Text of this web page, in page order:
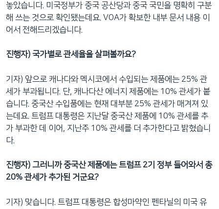
놓았습니다. 미국정부가 중국 공산당과 중국 국민을 명확히 구분
해 쓰는 것으로 확인됐는데요. VOA가 확보한 내부 문서 내용 이
어서 전해드리겠습니다.
진행자) 국가별로 관세율을 살펴볼까요?
기자) 앞으로 캐나다와 멕시코에서 수입되는 제품에는 25% 관
세가 부과됩니다. 단, 캐나다산 에너지 제품에는 10% 관세가 붙
습니다. 중국산 수입품에는 현재 대부분 25% 관세가 매겨져 있
는데요. 트럼프 대통령은 지난달 중국산 제품에 10% 관세를 추
가 부과한 데 이어, 지난주 10% 관세를 더 추가한다고 밝혔습니
다.
진행자) 그러니까 중국산 제품에는 트럼프 2기 정부 들어와서 총
20% 관세가 추가된 거군요?
기자) 맞습니다. 트럼프 대통령은 합성마약인 펜타닐의 미국 유